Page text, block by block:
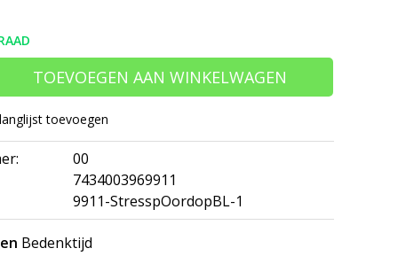
TOEVOEGEN AAN WINKELWAGEN
toevoegen
00
7434003969911
9911-StresspOordopBL-1
Bedenktijd